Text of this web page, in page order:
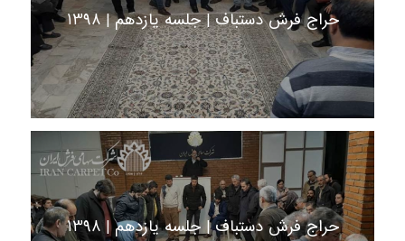
حراج فرش دستباف | جلسه یازدهم | 1398
حراج فرش دستباف | جلسه یازدهم | 1398